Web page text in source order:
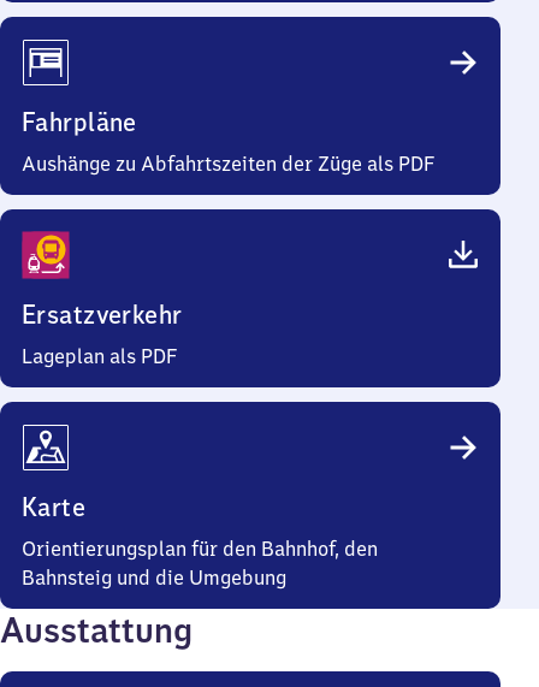
Fahrpläne
Aushänge zu Abfahrtszeiten der Züge als PDF
Ersatzverkehr
Lageplan als PDF
Karte
Orientierungsplan für den Bahnhof, den
Bahnsteig und die Umgebung
Ausstattung